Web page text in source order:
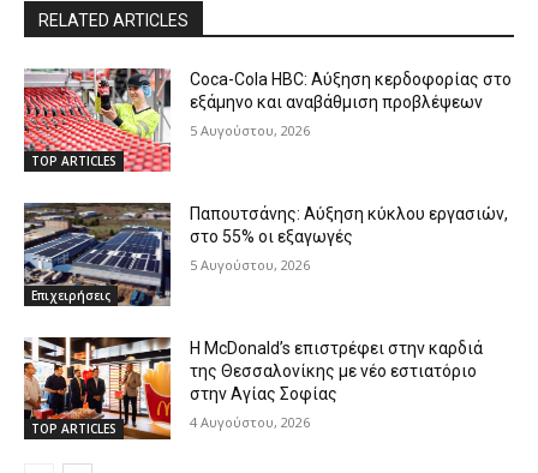
RELATED ARTICLES
TOP ARTICLES
Coca-Cola HBC: Αύξηση κερδοφορίας στο
εξάμηνο και αναβάθμιση προβλέψεων
5 Αυγούστου, 2026
Επιχειρήσεις
Παπουτσάνης: Αύξηση κύκλου εργασιών,
στο 55% οι εξαγωγές
5 Αυγούστου, 2026
TOP ARTICLES
Η McDonald’s επιστρέφει στην καρδιά
της Θεσσαλονίκης με νέο εστιατόριο
στην Αγίας Σοφίας
4 Αυγούστου, 2026